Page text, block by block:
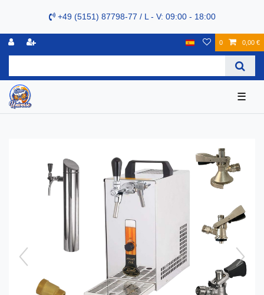
+49 (5151) 87798-77 / L - V: 09:00 - 18:00
0 0,00 €
☰